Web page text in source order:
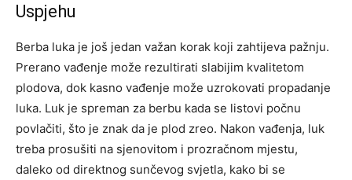
Uspjehu
Berba luka je još jedan važan korak koji zahtijeva pažnju.
Prerano vađenje može rezultirati slabijim kvalitetom
plodova, dok kasno vađenje može uzrokovati propadanje
luka. Luk je spreman za berbu kada se listovi počnu
povlačiti, što je znak da je plod zreo. Nakon vađenja, luk
treba prosušiti na sjenovitom i prozračnom mjestu,
daleko od direktnog sunčevog svjetla, kako bi se